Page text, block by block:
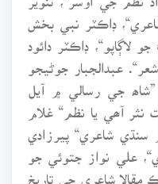
ڊاڪٽر نبي بخش
لاڳاپو“، ڊاڪٽر دائود
عبدالجبار جوڻيجو
جي رسالي ۾ آيل
نثر آھي يا نظم“ غلام
سنڌي شاعري“ پيرزادي
علي نواز جتوئي جو
مقالا شاعري جي تاريخ